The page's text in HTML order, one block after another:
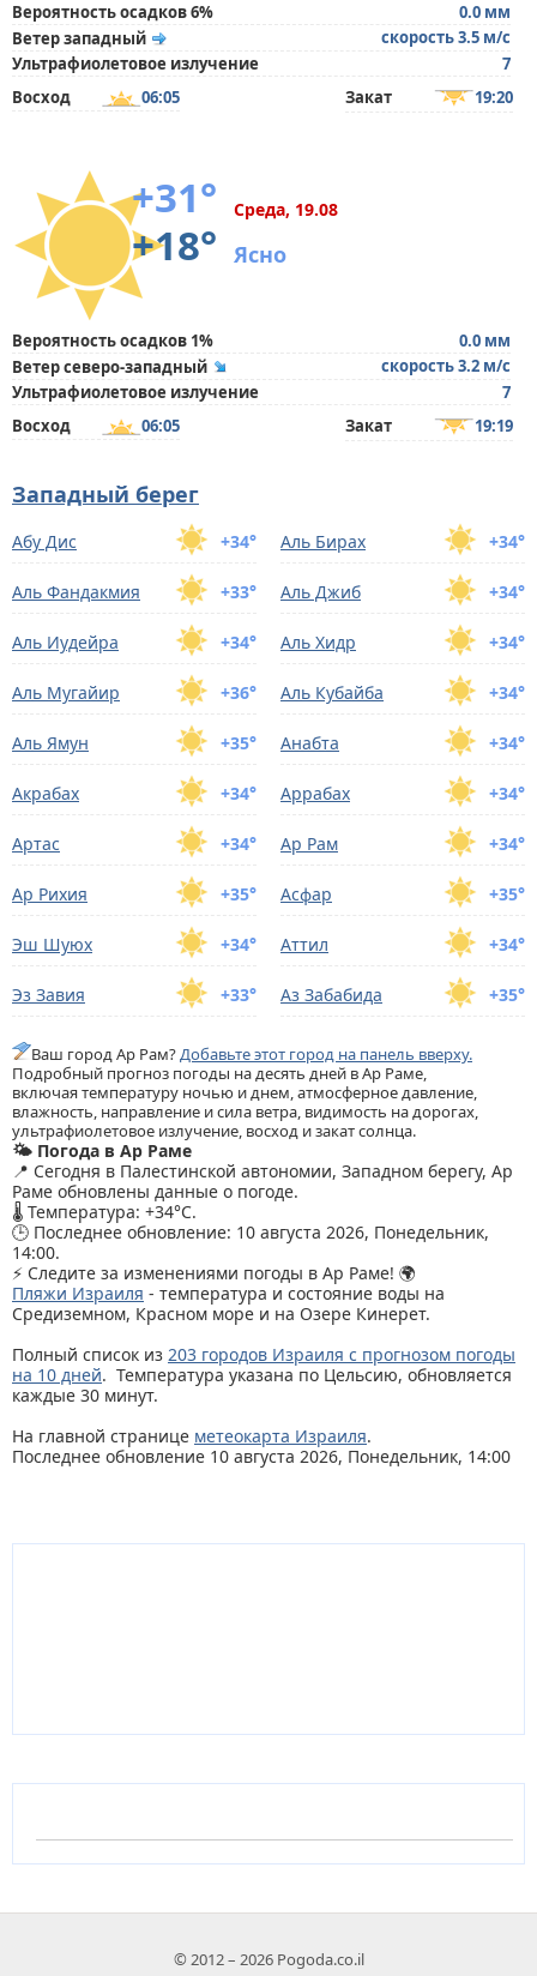
Вероятность осадков 6%
0.0 мм
Ветер западный
скорость 3.5 м/с
Ультрафиолетовое излучение
7
Восход
06:05 Закат 19:20
+31°
+18°
Среда, 19.08
Ясно
Вероятность осадков 1%
0.0 мм
Ветер северо-западный
скорость 3.2 м/с
Ультрафиолетовое излучение
7
Восход
06:05 Закат 19:19
Западный берег
+34°
Абу Дис +34°
Аль Бирах
+33°
Аль Фандакмия +34°
Аль Джиб
+34°
Аль Иудейра +34°
Аль Хидр
+36°
Аль Мугайир +34°
Аль Кубайба
+35°
Аль Ямун +34°
Анабта
+34°
Акрабах +34°
Аррабах
+34°
Артас +34°
Ар Рам
+35°
Ар Рихия +35°
Асфар
+34°
Эш Шуюх +34°
Аттил
+33°
Эз Завия +35°
Аз Забабида
Ваш город Ар Рам?Добавьте этот город на панель вверху.
Подробный прогноз погоды на десять дней в Ар Раме,
включая температуру ночью и днем, атмосферное давление,
влажность, направление и сила ветра, видимость на дорогах,
ультрафиолетовое излучение, восход и закат солнца.
🌤️ Погода в Ар Раме
📍 Сегодня в Палестинской автономии, Западном берегу, Ар
Раме обновлены данные о погоде.
🌡️ Температура: +34°C.
🕒 Последнее обновление: 10 августа 2026, Понедельник,
14:00.
⚡ Следите за изменениями погоды в Ар Раме! 🌍
Пляжи Израиля - температура и состояние воды на
Средиземном, Красном море и на Озере Кинерет.
Полный список из 203 городов Израиля с прогнозом погоды
на 10 дней. Температура указана по Цельсию, обновляется
каждые 30 минут.
На главной странице метеокарта Израиля.
Последнее обновление 10 августа 2026, Понедельник, 14:00
© 2012 – 2026 Pogoda.co.il